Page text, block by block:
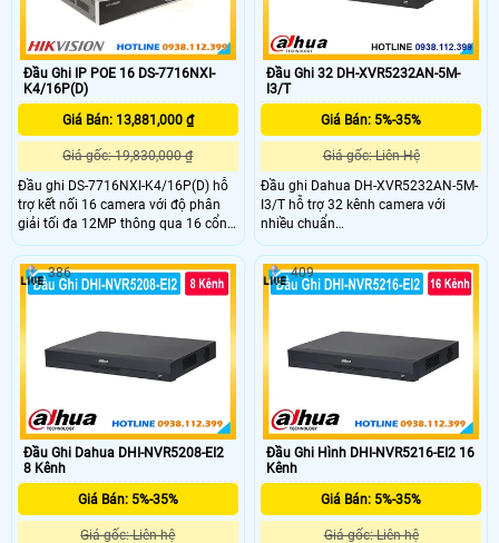
Đầu Ghi IP POE 16 DS-7716NXI-
K4/16P(D)
Giá Bán: 13,881,000 ₫
Giá gốc: 19,830,000 ₫
Đầu ghi DS-7716NXI-K4/16P(D) hỗ
trợ kết nối 16 camera với độ phân
giải tối đa 12MP thông qua 16 cổng
IP POE tích hợp trực tiếp trên đầu
ghi tổng công suất 200W. Chuẩn
nén H.265+ tiết kiệm dung lượng,
lưu trữ trên 4 ổ cứng 10TB, nhận
động người và phương tiện.
Đầu Ghi 32 DH-XVR5232AN-5M-
I3/T
Giá Bán: 5%-35%
Giá gốc: Liên Hệ
Đầu ghi Dahua DH-XVR5232AN-5M-
I3/T hỗ trợ 32 kênh camera với
nhiều chuẩn
HDCVI/TVI/AHD/Analog/IP, tích hợp
đàm thoại 2 chiều với camera
Analog. Sử dụng chuẩn nén
H.265+/AI-Coding tiết kiệm dung
xuất hình HDMI 4K/VGA Full
HD/CVBS, AI thông minh gồm SMD
Plus, AcuPick, IVS và nhận diện
Đầu Ghi Dahua DHI-NVR5208-EI2
8 Kênh
Giá Bán: 5%-35%
Giá gốc: Liên hệ
386
Đầu Ghi Hình DHI-NVR5216-EI2 16
Kênh
Giá Bán: 5%-35%
Giá gốc: Liên hệ
409